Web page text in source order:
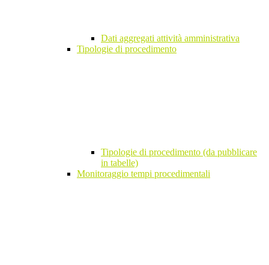
Dati aggregati attività amministrativa
Tipologie di procedimento
Tipologie di procedimento (da pubblicare
in tabelle)
Monitoraggio tempi procedimentali